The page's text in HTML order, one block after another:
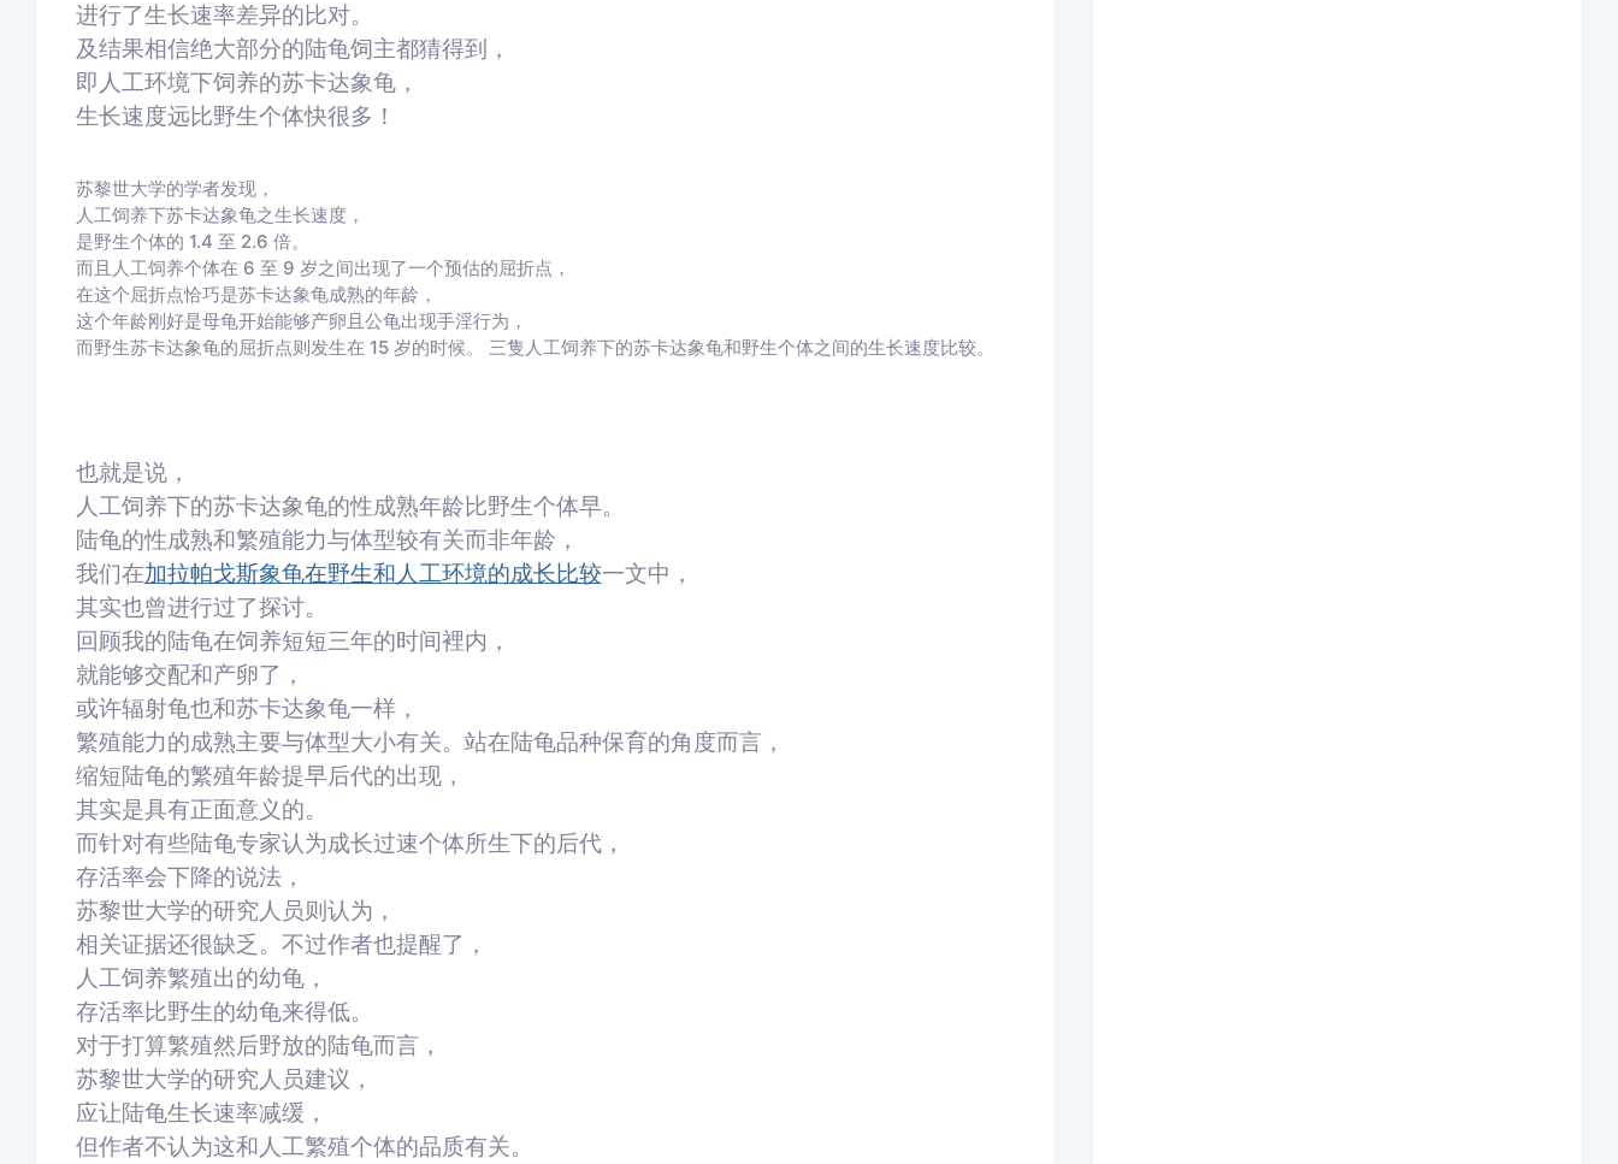
进行了生长速率差异的比对。
及结果相信绝大部分的陆龟饲主都猜得到，
即人工环境下饲养的苏卡达象龟，
生长速度远比野生个体快很多！
苏黎世大学的学者发现，
人工饲养下苏卡达象龟之生长速度，
是野生个体的 1.4 至 2.6 倍。
而且人工饲养个体在 6 至 9 岁之间出现了一个预估的屈折点，
在这个屈折点恰巧是苏卡达象龟成熟的年龄，
这个年龄刚好是母龟开始能够产卵且公龟出现手淫行为，
而野生苏卡达象龟的屈折点则发生在 15 岁的时候。 三隻人工饲养下的苏卡达象龟和野生个体之间的生长速度比较。
也就是说，
人工饲养下的苏卡达象龟的性成熟年龄比野生个体早。
陆龟的性成熟和繁殖能力与体型较有关而非年龄，
我们在加拉帕戈斯象龟在野生和人工环境的成长比较一文中，
其实也曾进行过了探讨。
回顾我的陆龟在饲养短短三年的时间裡内，
就能够交配和产卵了，
或许辐射龟也和苏卡达象龟一样，
繁殖能力的成熟主要与体型大小有关。 站在陆龟品种保育的角度而言，
缩短陆龟的繁殖年龄提早后代的出现，
其实是具有正面意义的。
而针对有些陆龟专家认为成长过速个体所生下的后代，
存活率会下降的说法，
苏黎世大学的研究人员则认为，
相关证据还很缺乏。 不过作者也提醒了，
人工饲养繁殖出的幼龟，
存活率比野生的幼龟来得低。
对于打算繁殖然后野放的陆龟而言，
苏黎世大学的研究人员建议，
应让陆龟生长速率减缓，
但作者不认为这和人工繁殖个体的品质有关。